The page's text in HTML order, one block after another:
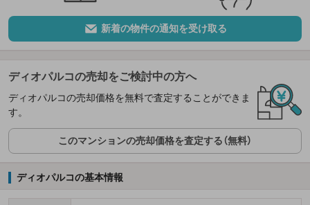
新着の物件の通知を受け取る
ディオパルコの売却をご検討中の方へ
ディオパルコの売却価格を無料で査定することができま
す。
このマンションの売却価格を査定する（無料）
ディオパルコの基本情報